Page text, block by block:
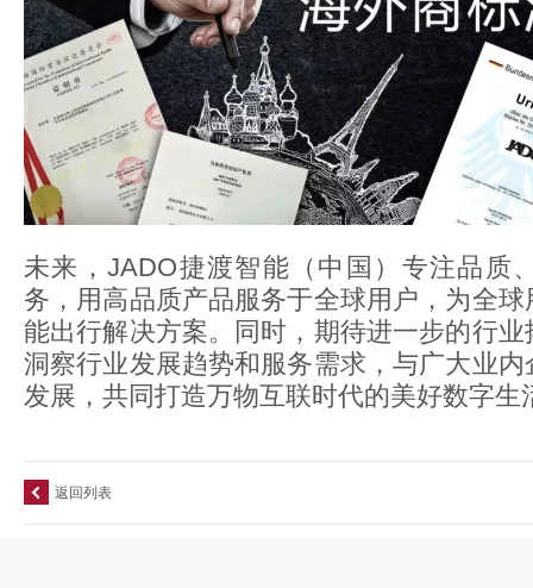
未来，JADO捷渡智能（中国）专注品质
务，用高品质产品服务于全球用户，为全
能出行解决方案。同时，期待进一步的行
洞察行业发展趋势和服务需求，与广大业
发展，共同打造万物互联时代的美好数字生
返回列表